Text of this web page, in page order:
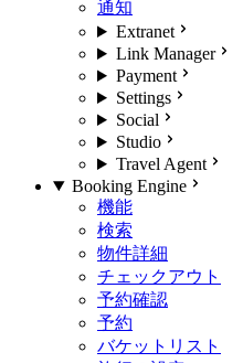
通知
Extranet
Link Manager
Payment
Settings
Social
Studio
Travel Agent
Booking Engine
機能
検索
物件詳細
チェックアウト
予約確認
予約
バケットリスト